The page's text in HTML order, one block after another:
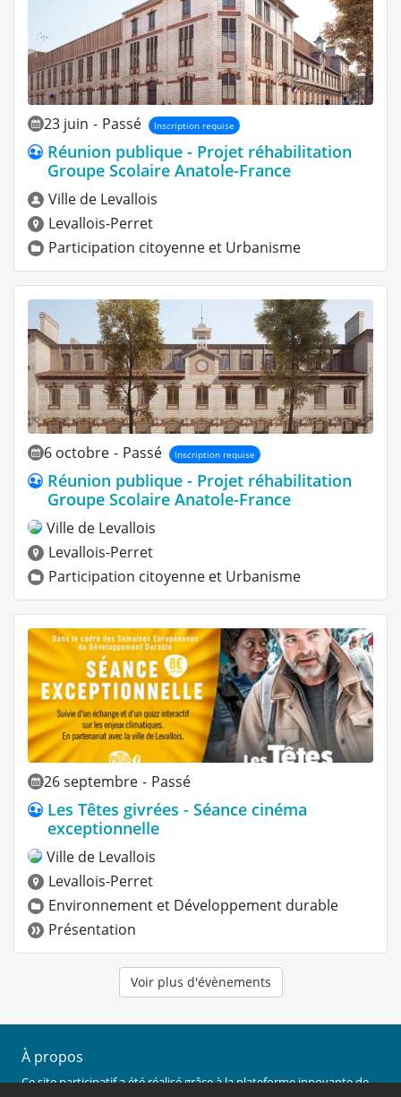
23 juin - Passé Inscription requise
Réunion publique - Projet réhabilitation
Groupe Scolaire Anatole-France
Ville de Levallois
Levallois-Perret
Participation citoyenne et Urbanisme
6 octobre - Passé Inscription requise
Réunion publique - Projet réhabilitation
Groupe Scolaire Anatole-France
Ville de Levallois
Levallois-Perret
Participation citoyenne et Urbanisme
26 septembre - Passé
Les Têtes givrées - Séance cinéma
exceptionnelle
Ville de Levallois
Levallois-Perret
Environnement et Développement durable
Présentation
Voir plus d'évènements
À propos
Ce site participatif a été réalisé grâce à la plateforme innovante de